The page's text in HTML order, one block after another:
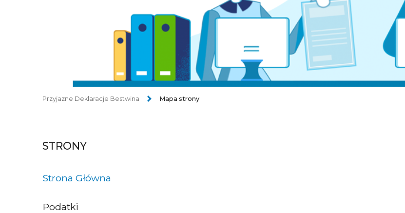
Przyjazne Deklaracje Bestwina Mapa strony
STRONY
Strona Główna
Podatki